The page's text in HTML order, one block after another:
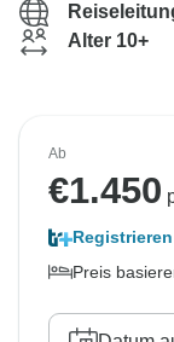
Alter 10+
Ab
€1.450
Registrieren
Preis